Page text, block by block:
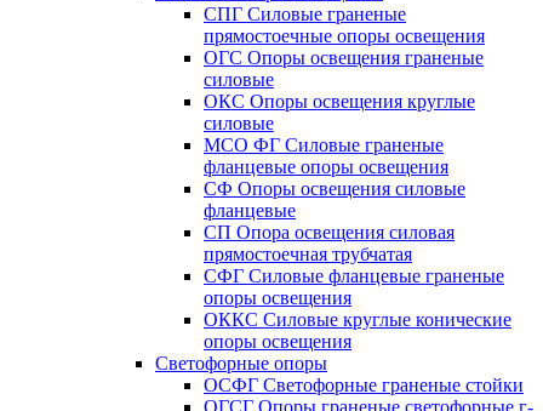
СПГ Силовые граненые
прямостоечные опоры освещения
ОГС Опоры освещения граненые
силовые
ОКС Опоры освещения круглые
силовые
МСО ФГ Силовые граненые
фланцевые опоры освещения
СФ Опоры освещения силовые
фланцевые
СП Опора освещения силовая
прямостоечная трубчатая
СФГ Силовые фланцевые граненые
опоры освещения
ОККС Силовые круглые конические
опоры освещения
Светофорные опоры
ОСФГ Светофорные граненые стойки
ОГСГ Опоры граненые светофорные г-